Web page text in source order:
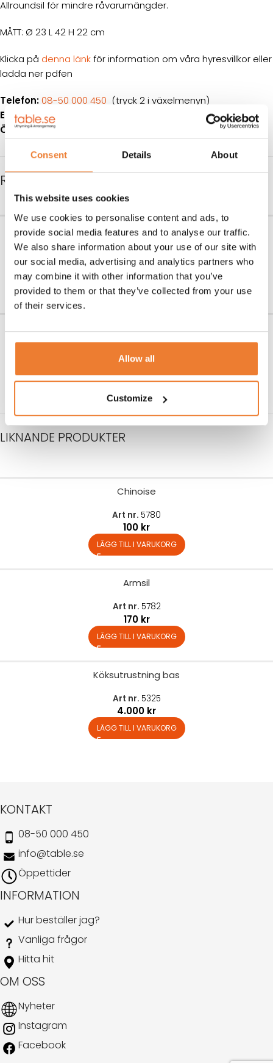
Consent Details About
This website uses cookies
We use cookies to personalise content and ads, to
provide social media features and to analyse our traffic.
We also share information about your use of our site with
our social media, advertising and analytics partners who
may combine it with other information that you’ve
provided to them or that they’ve collected from your use
of their services.
Allow all
Customize
Allroundsil för mindre råvarumängder.
MÅTT: Ø 23 L 42 H 22 cm
Klicka på denna länkför information om våra hyresvillkor eller
ladda ner pdfen
Telefon:08-50 000 450 (tryck 2 i växelmenyn)
E-post:info@table.se
Öppettider:
RELATERADE PRODUKTER
Armsil
Art nr.5782
170kr
LÄGG TILL I VARUKORG
Kastrull 36 liter
Art nr.5774
130kr
LÄGG TILL I VARUKORG
LÄGG TILL I VARUKORG LÄGG TILL I VARUKORG
LIKNANDE PRODUKTER
Chinoise
Art nr. 5780
100 kr
LÄGG TILL I VARUKORG
Armsil
Art nr. 5782
170 kr
LÄGG TILL I VARUKORG
Köksutrustning bas
Art nr. 5325
4.000 kr
LÄGG TILL I VARUKORG
KONTAKT
08-50 000 450
info@table.se
Öppettider
INFORMATION
Hur beställer jag?
Vanliga frågor
Hitta hit
OM OSS
Nyheter
Instagram
Facebook